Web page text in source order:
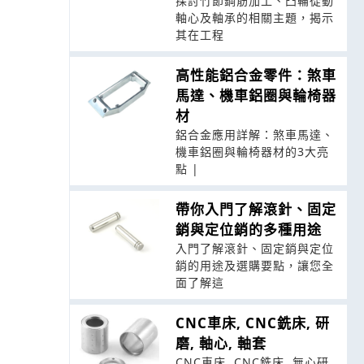
軸心及軸承的相關主題，揭示
其在工程
高性能鋁合金零件：煞車
馬達、機車鋁圈與輪椅器
材
鋁合金應用詳解：煞車馬達、
機車鋁圈與輪椅器材的3大亮
點 |
帶你入門了解滾針、固定
銷與定位銷的多種用途
入門了解滾針、固定銷與定位
銷的用途及選購要點，讓您全
面了解這
CNC車床, CNC銑床, 研
磨, 軸心, 軸套